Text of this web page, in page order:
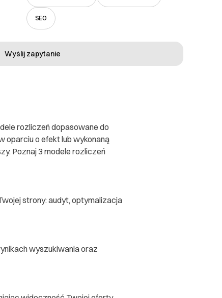
SEO
Wyślij zapytanie
rozliczeń dopasowane do
oparciu o efekt lub wykonaną
Poznaj 3 modele rozliczeń
strony: audyt, optymalizacja
wyszukiwania oraz